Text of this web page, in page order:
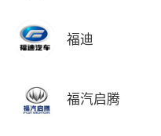
福迪
福汽启腾